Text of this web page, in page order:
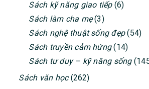
Sách kỹ năng giao tiếp(6)
Sách làm cha mẹ(3)
Sách nghệ thuật sống đẹp(54)
Sách truyền cảm hứng(14)
Sách tư duy – kỹ năng sống
Sách văn học(262)